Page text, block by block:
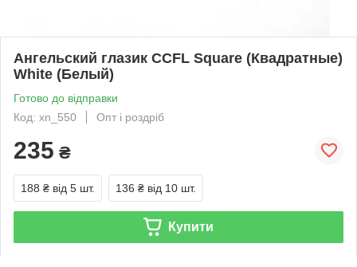
Ангельский глазик CCFL Square (Квадратные)
White (Белый)
Готово до відправки
Код: xn_550
Опт і роздріб
235 ₴
188 ₴ від 5 шт. 136 ₴ від 10 шт.
Купити